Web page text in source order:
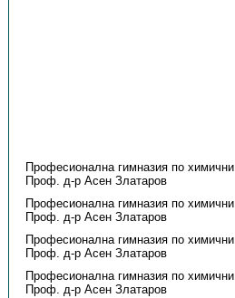
Професионална гимназия по
Проф. д-р Асен Златаров
Професионална гимназия по
Проф. д-р Асен Златаров
Професионална гимназия по
Проф. д-р Асен Златаров
Професионална гимназия по
Проф. д-р Асен Златаров